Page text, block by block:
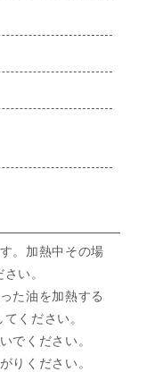
。加熱中その場
い。
た油を加熱する
ください。
でください。
りください。